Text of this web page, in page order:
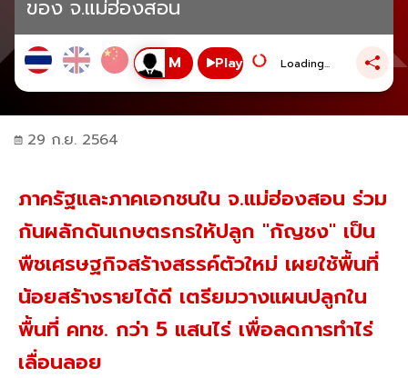
ของ จ.แม่ฮ่องสอน
Play Loading...
29 ก.ย. 2564
ภาครัฐและภาคเอกชนใน จ.แม่ฮ่องสอน ร่วม
กันผลักดันเกษตรกรให้ปลูก "กัญชง" เป็น
พืชเศรษฐกิจสร้างสรรค์ตัวใหม่ เผยใช้พื้นที่
น้อยสร้างรายได้ดี เตรียมวางแผนปลูกใน
พื้นที่ คทช. กว่า 5 แสนไร่ เพื่อลดการทำไร่
เลื่อนลอย